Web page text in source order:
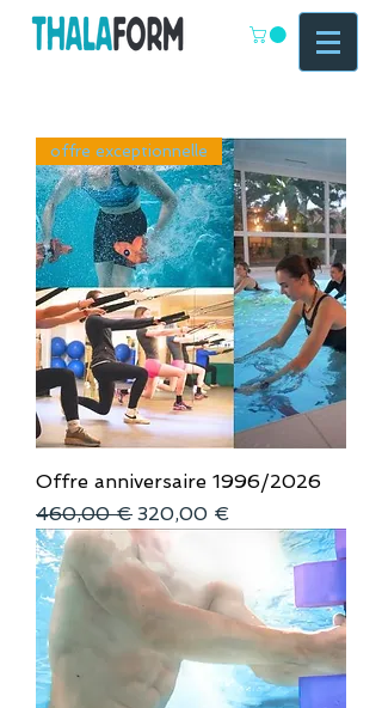
offre exceptionnelle
Offre anniversaire 1996/2026
Prix original
460,00 € Prix promotionnel
320,00 €